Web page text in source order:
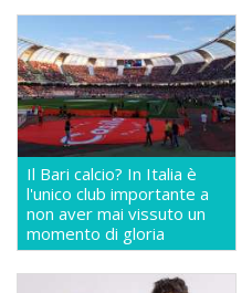
Il Bari calcio? In Italia è
l'unico club importante a
non aver mai vissuto un
momento di gloria